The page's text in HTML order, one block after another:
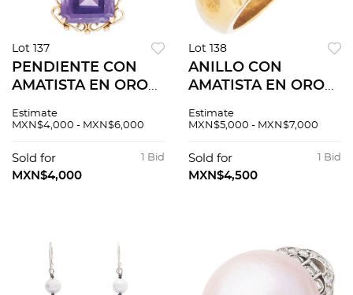
Lot 137
PENDIENTE CON
AMATISTA EN ORO
Estimate
MXN$4,000 - MXN$6,000
1 Bid
Sold for
MXN$4,000
Lot 138
ANILLO CON
AMATISTA EN ORO
Estimate
MXN$5,000 - MXN$7,000
1 Bid
Sold for
MXN$4,500